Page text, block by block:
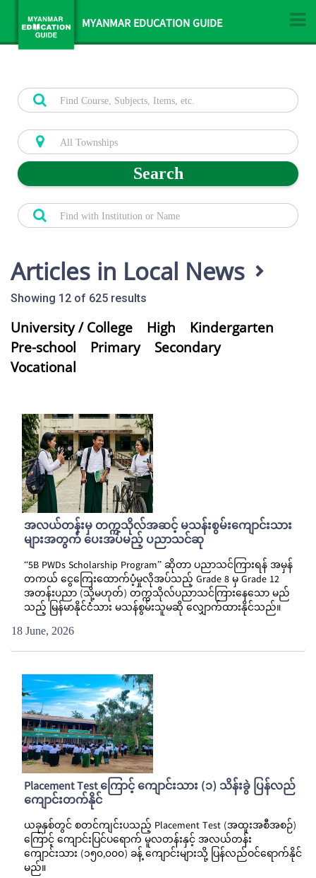
MYANMAR EDUCATION GUIDE
Search
Articles in Local News
Showing 12 of 625 results
University / College High
Kindergarten
Pre-school
Primary
Secondary
Vocational
အလယ်တန်းမှ တက္ကသိုလ်အဆင့် မသန်းစွမ်းကျောင်းသား
များအတွက် ပေးအပ်မည့် ပညာသင်ဆု
“5B PWDs Scholarship Program” ဆိုတာ ပညာသင်ကြားရန် အမှန်
တကယ် ငွေကြေးထောက်ပံ့မှုလိုအပ်သည့် Grade 8 မှ Grade 12
အတန်းပညာ (သို့မဟုတ်) တက္ကသိုလ်ပညာသင်ကြားနေသော မည်
သည့် မြန်မာနိုင်ငံသား မသန်စွမ်းသူမဆို လျှောက်ထားနိုင်သည်။
18 June, 2026
Placement Test ကြောင့် ကျောင်းသား (၁) သိန်းခွဲ ပြန်လည်
ကျောင်းတက်နိုင်
ယခုနှစ်တွင် စတင်ကျင်းပသည့် Placement Test (အထူးအစီအစဉ်)
ကြောင့် ကျောင်းပြင်ပရောက် မူလတန်းနှင့် အလယ်တန်း
ကျောင်းသား (၁၅၀,၀၀၀) ခန့် ကျောင်းများသို့ ပြန်လည်ဝင်ရောက်နိုင်
မည်။